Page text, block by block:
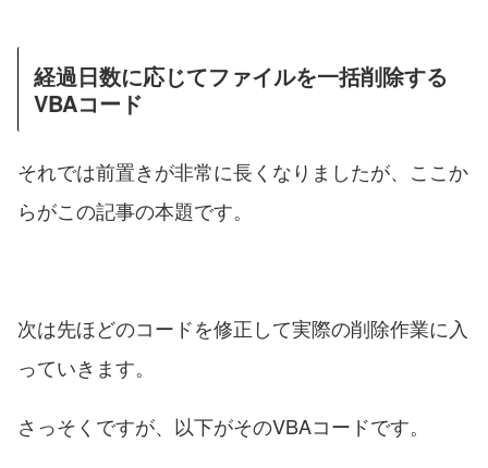
経過日数に応じてファイルを一括削除する
VBAコード
それでは前置きが非常に長くなりましたが、ここか
らがこの記事の本題です。
次は先ほどのコードを修正して実際の削除作業に入
っていきます。
さっそくですが、以下がそのVBAコードです。